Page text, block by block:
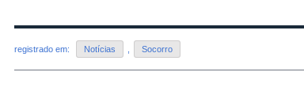
registrado em: Notícias Socorro